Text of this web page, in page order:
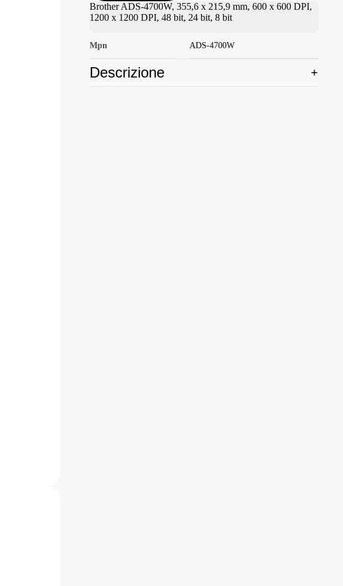
Brother ADS-4700W, 355,6 x 215,9 mm, 600 x 600 DPI,
1200 x 1200 DPI, 48 bit, 24 bit, 8 bit
Mpn ADS-4700W
Descrizione